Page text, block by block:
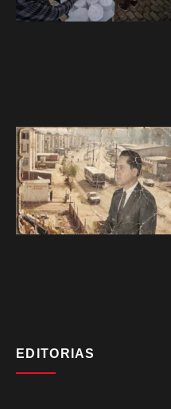
EDITORIAS